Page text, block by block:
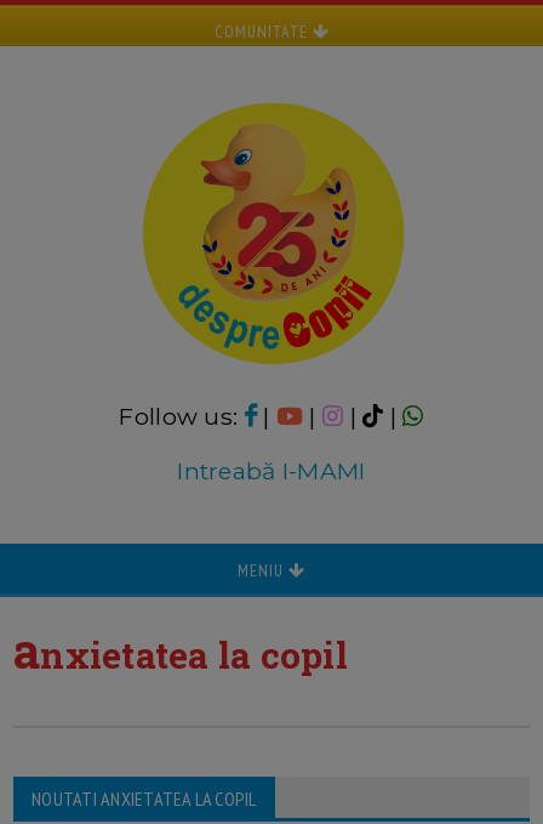
COMUNITATE
Follow us: | | |
|
Intreabă I-MAMI
MENIU
anxietatea la copil
NOUTATI ANXIETATEA LA COPIL